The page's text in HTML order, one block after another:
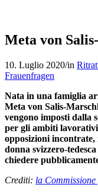
Meta von
10. Luglio 2020/in
Frauenfragen
Nata in una famiglia
Meta von Salis-
vengono imposti dalla
per gli ambiti
opposizioni
donna svizzero-
chiedere
Crediti: la